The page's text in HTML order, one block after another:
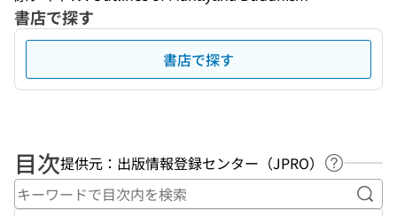
書店で探す
書店で探す
目次提供元：出版情報登録センター（JPRO）
ヘルプペ
キ